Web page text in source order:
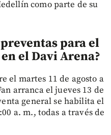
como parte de su
para el
el Davi Arena?
el martes 11 de agosto a
arranca el jueves 13 de
general se habilita el
a. m., todas a través de